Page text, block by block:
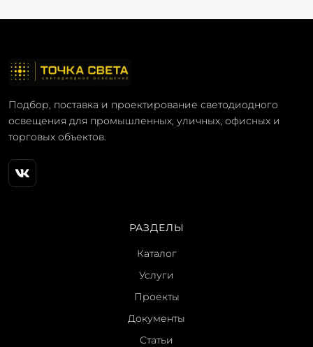
Подбор, поставка и проектирование светодиодного
освещения для промышленных, уличных, офисных и
торговых объектов.
РАЗДЕЛЫ
Каталог
Услуги
Проекты
Документы
Статьи